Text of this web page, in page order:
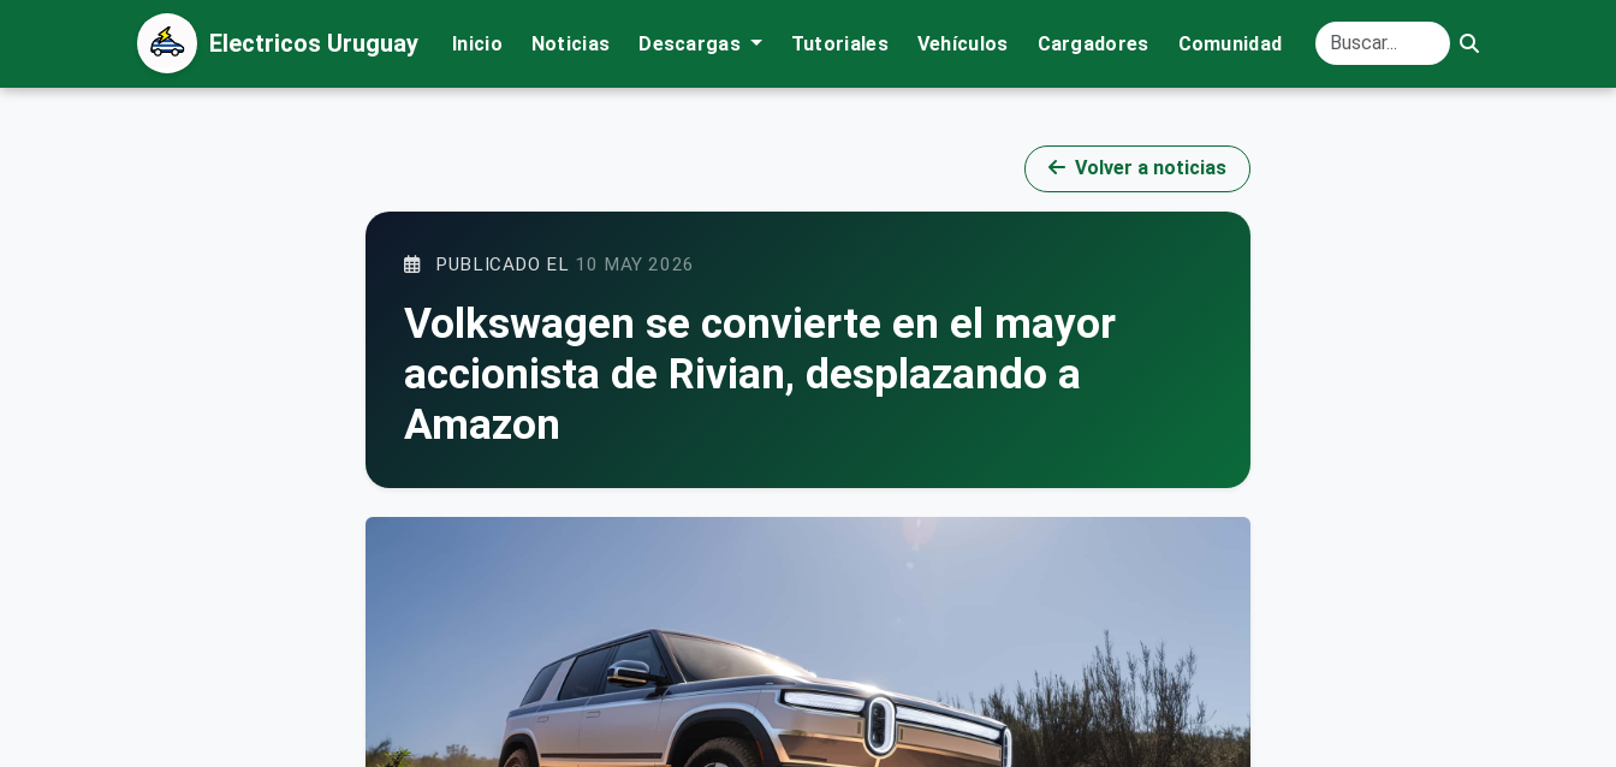
Electricos Uruguay Inicio Noticias Descargas Tutoriales Vehículos Cargadores Comunidad
Volver a noticias
PUBLICADO EL 10 MAY 2026
Volkswagen se convierte en el mayor
accionista de Rivian, desplazando a
Amazon